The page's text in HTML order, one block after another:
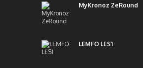
MyKronoz ZeRound
LEMFO LES1